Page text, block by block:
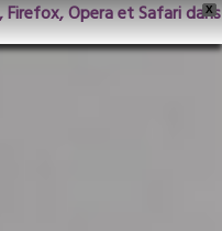
X
Opera et Safari dans